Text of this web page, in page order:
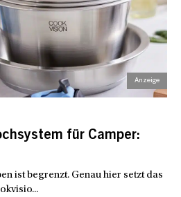
für Camper:
ist begrenzt. Genau hier setzt das